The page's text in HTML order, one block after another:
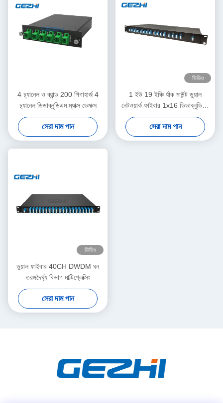
4 চ্যানেল ও ব্যান্ড 200 গিগাহার্জ 4
চ্যানেল ডিডাব্লুডিএম ম্যাক্স ডেমাক্স
সেরা দাম পান
ভিডিও
1 ইউ 19 ইঞ্চি র্যাক মাউন্ট ডুয়াল
নেটওয়ার্ক ফাইবার 1x16 ডিডাব্লুডিএম
ম্যাক্স ডেমাক্স
সেরা দাম পান
ভিডিও
ডুয়াল ফাইবার 40CH DWDM ঘন
তরঙ্গদৈর্ঘ্য বিভাগ মাল্টিপ্লেক্সিং
সেরা দাম পান